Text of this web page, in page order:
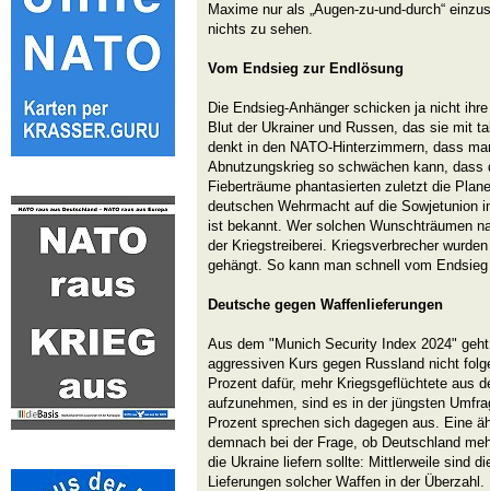
Maxime nur als „Augen-zu-und-durch“
nichts zu sehen.
Vom Endsieg zur Endlösung
Die Endsieg-Anhänger schicken ja nicht
Blut der Ukrainer und Russen, das sie mit
denkt in den NATO-Hinterzimmern, dass
Abnutzungskrieg so schwächen kann, dass
Fieberträume phantasierten zuletzt die
deutschen Wehrmacht auf die Sowjetunion
ist bekannt. Wer solchen Wunschträumen
der Kriegstreiberei. Kriegsverbrecher
gehängt. So kann man schnell vom
Deutsche gegen Waffenlieferungen
Aus dem "Munich Security Index 2024"
aggressiven Kurs gegen Russland nicht
Prozent dafür, mehr Kriegsgeflüchtete aus
aufzunehmen, sind es in der jüngsten
Prozent sprechen sich dagegen aus. Eine
demnach bei der Frage, ob Deutschland
die Ukraine liefern sollte: Mittlerweile sind
Lieferungen solcher Waffen in der